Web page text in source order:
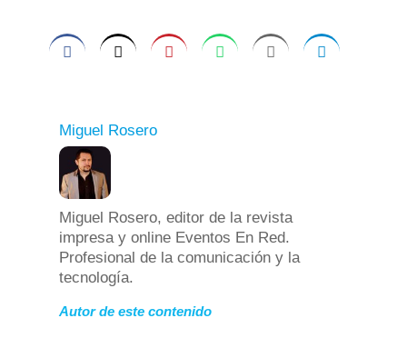
Miguel Rosero
Miguel Rosero, editor de la revista
impresa y online Eventos En Red.
Profesional de la comunicación y la
tecnología.
Autor de este contenido